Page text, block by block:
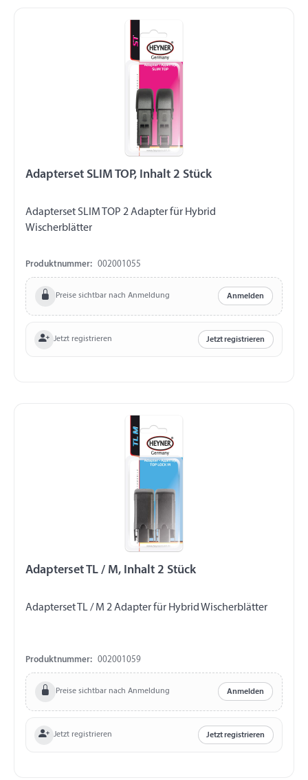
Adapterset SLIM TOP, Inhalt 2 Stück
Adapterset SLIM TOP 2 Adapter für Hybrid
Wischerblätter
Produktnummer: 002001055
Preise sichtbar nach Anmeldung Anmelden
Jetzt registrieren Jetzt registrieren
Adapterset TL / M, Inhalt 2 Stück
Adapterset TL / M 2 Adapter für Hybrid Wischerblätter
Produktnummer: 002001059
Preise sichtbar nach Anmeldung Anmelden
Jetzt registrieren Jetzt registrieren